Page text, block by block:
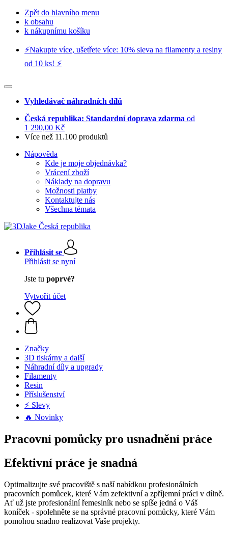
Zpět do hlavního menu
k obsahu
k nákupnímu košíku
⚡️Nakupte více, ušetřete více: 10% sleva na filamenty a resiny
od 10 ks! ⚡️
Vyhledávač náhradních dílů
Česká republika: Standardní doprava zdarma od
1 290,00 Kč
Více než 11.100 produktů
Nápověda
Kde je moje objednávka?
Vrácení zboží
Náklady na dopravu
Možnosti platby
Kontaktujte nás
Všechna témata
Přihlásit se
Přihlásit se nyní
Jste tu poprvé?
Vytvořit účet
Značky
3D tiskárny a další
Náhradní díly a upgrady
Filamenty
Resin
Příslušenství
⚡ Slevy
🔥 Novinky
Pracovní pomůcky pro usnadnění práce
Efektivní práce je snadná
Optimalizujte své pracoviště s naší nabídkou profesionálních
pracovních pomůcek, které Vám zefektivní a zpříjemní práci v dílně.
Ať už jste profesionální řemeslník nebo se spíše jedná o Váš
koníček - spolehněte se na správné pracovní pomůcky, které Vám
pomohou snadno realizovat Vaše projekty.